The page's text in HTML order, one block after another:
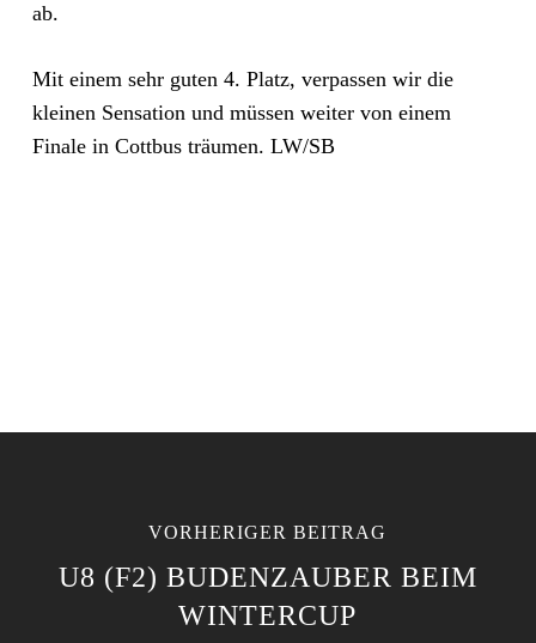
ab.
Mit einem sehr guten 4. Platz, verpassen wir die
kleinen Sensation und müssen weiter von einem
Finale in Cottbus träumen. LW/SB
VORHERIGER BEITRAG
U8 (F2) BUDENZAUBER BEIM
WINTERCUP